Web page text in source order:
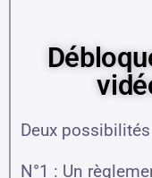
Deux
N°1 : Un